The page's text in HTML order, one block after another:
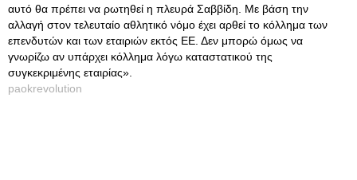
αυτό θα πρέπει να ρωτηθεί η πλευρά Σαββίδη. Με βάση την
αλλαγή στον τελευταίο αθλητικό νόμο έχει αρθεί το κόλλημα των
επενδυτών και των εταιριών εκτός ΕΕ. Δεν μπορώ όμως να
γνωρίζω αν υπάρχει κόλλημα λόγω καταστατικού της
συγκεκριμένης εταιρίας».
paokrevolution